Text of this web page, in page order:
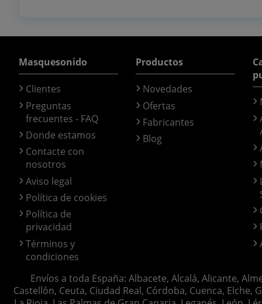
Masquesonido
Clientes
Preguntas
frecuentes - FAQ
Donde estamos
Contacte con
nosotros
Aviso legal
Política de cookies
Política de
privacidad
Términos y
condiciones
Productos
Novedades
Ofertas
Fabricantes
Blog
Envíos a toda España: Albacete, Alcalá, Alicante,
Castellón, Ceuta, Ciudad Real, Córdoba, Cuenca,